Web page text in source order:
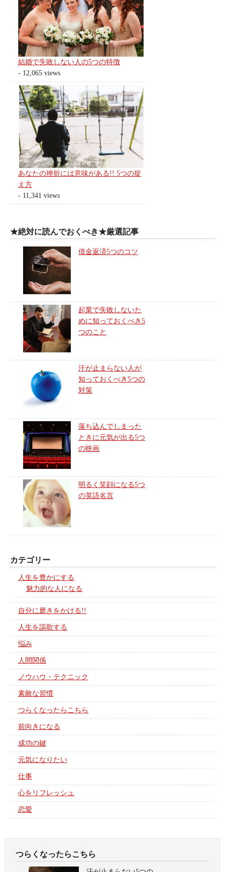
結婚で失敗しない人の5つの特徴
- 12,065 views
あなたの挫折には意味がある!! 5つの捉
え方
- 11,341 views
★絶対に読んでおくべき★厳選記事
借金返済5つのコツ
起業で失敗しないた
めに知っておくべき5
つのこと
汗が止まらない人が
知っておくべき5つの
対策
落ち込んでしまった
ときに元気が出る5つ
の映画
明るく笑顔になる5つ
の英語名言
カテゴリー
人生を豊かにする
魅力的な人になる
自分に磨きをかける!!
人生を謳歌する
悩み
人間関係
ノウハウ・テクニック
素敵な習慣
つらくなったらこちら
前向きになる
成功の鍵
元気になりたい
仕事
心をリフレッシュ
恋愛
つらくなったらこちら